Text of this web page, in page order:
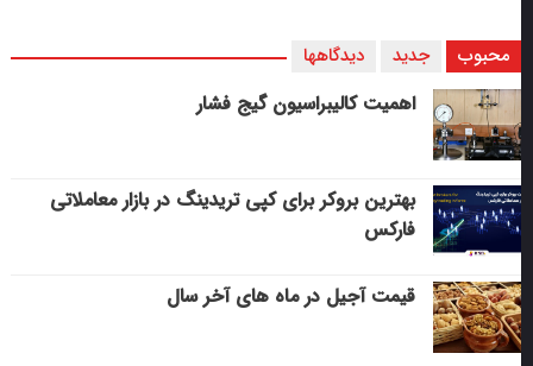
محبوب جدید دیدگاهها
اهمیت کالیبراسیون گیج فشار
بهترین بروکر برای کپی‌ تریدینگ در بازار معاملاتی
فارکس
قیمت آجیل در ماه های آخر سال